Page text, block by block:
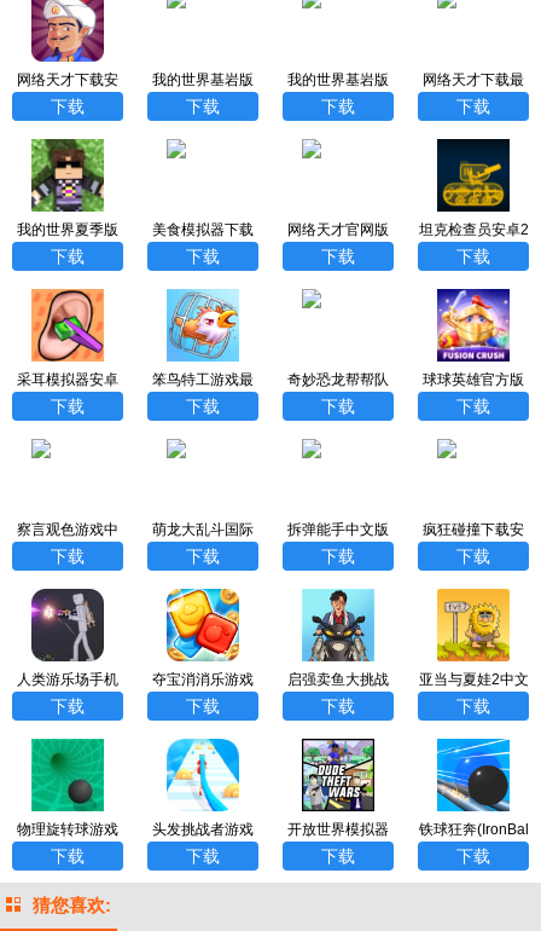
网络天才下载安
卓中文版
下载
我的世界基岩版
下载官方正版20
下载
我的世界基岩版
1.20正式版下载
下载
网络天才下载最
新中文版
下载
我的世界夏季版
中文版下载
下载
美食模拟器下载
能倒出零食正版a
下载
网络天才官网版
下载最新版
下载
坦克检查员安卓2
023最新版
下载
采耳模拟器安卓
下载
笨鸟特工游戏最
新版
下载
奇妙恐龙帮帮队
旧版本下载
下载
球球英雄官方版
安卓2023
下载
察言观色游戏中
文版
下载
萌龙大乱斗国际
版
下载
拆弹能手中文版
下载
疯狂碰撞下载安
装2023最新版
下载
人类游乐场手机
版下载最新版20
下载
夺宝消消乐游戏
下载
启强卖鱼大挑战
游戏
下载
亚当与夏娃2中文
版
下载
物理旋转球游戏
官方版
下载
头发挑战者游戏
下载
开放世界模拟器
手游最新版
下载
铁球狂奔(IronBal
lRun)
下载
猜您喜欢: